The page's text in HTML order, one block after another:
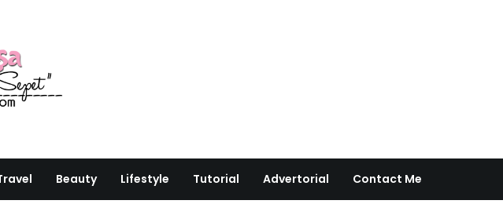
Beauty Lifestyle Tutorial Advertorial Contact Me